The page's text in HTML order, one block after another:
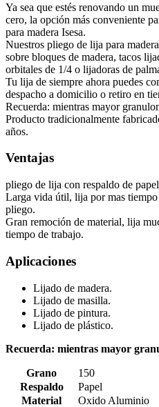
Ya sea que estés renovando un
cero, la opción más conveniente
para madera Isesa.
Nuestros pliego de lija para
sobre bloques de madera, tacos
orbitales de 1/4 o lijadoras de
Tu lija de siempre ahora puedes
despacho a domicilio o retiro en
Recuerda: mientras mayor
Producto tradicionalmente
años.
Ventajas
pliego de lija con respaldo de
Larga vida útil, lija por mas
pliego.
Gran remoción de material, lija
tiempo de trabajo.
Aplicaciones
Lijado de madera.
Lijado de masilla.
Lijado de pintura.
Lijado de plástico.
Recuerda: mientras mayor
Grano
150
Respaldo
Papel
Material
Oxido Aluminio